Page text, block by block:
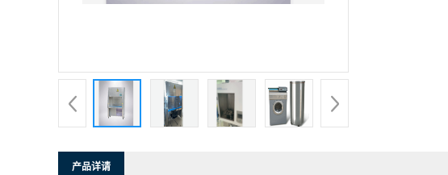
产品详请